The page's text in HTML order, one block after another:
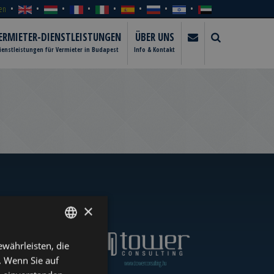
DIENSTLEISTUNGEN
für Vermieter in Budapest
ÜBER UNS
Info & Kontakt
www.towerassistance.com www.towerconsulting.hu
ENGLISH
HUNGARIAN
×
die
Sie auf